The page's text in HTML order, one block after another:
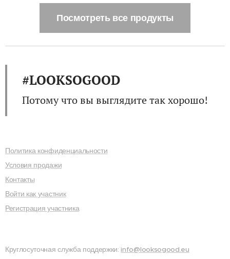
Посмотреть все продукты
#LOOKSOGOOD
Потому что вы выглядите так хорошо!
Политика конфиденциальности
Условия продажи
Контакты
Войти как участник
Регистрация участника
Круглосуточная служба поддержки:info@looksogood.eu